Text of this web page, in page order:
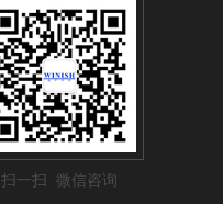
扫一扫 微信咨询